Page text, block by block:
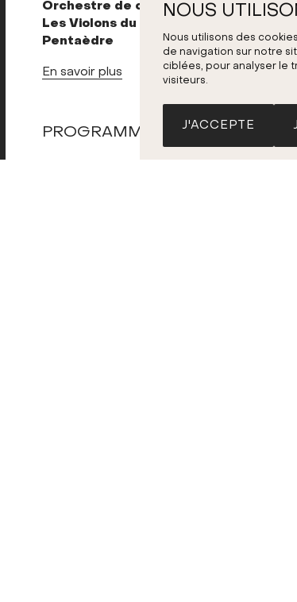
NOUS
Nous utilisons des
de navigation sur notre
ciblées, pour analyser le
visiteurs.
J'ACCEPTE
Orchestre de chambre de l'Académie
Les Violons du Roy
Pentaèdre
En savoir plus
PROGRAMME